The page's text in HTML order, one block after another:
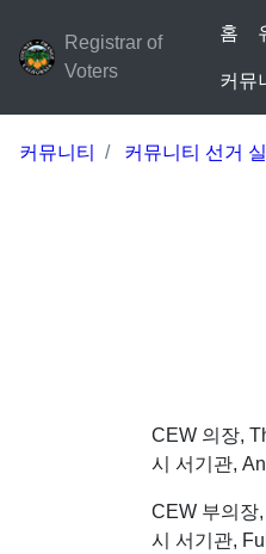
Registrar of
Voters
홈
커뮤
커뮤니티 커뮤니티 선거
CEW 의장,
시 서기관,
CEW 부의장
시 서기관,